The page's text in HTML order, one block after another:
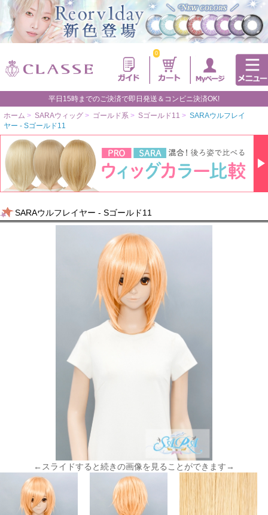
0
平日15時までのご決済で即日発送＆コンビニ決済OK!
ホーム > SARAウィッグ > ゴールド系 > Sゴールド11 > SARAウルフレイ
ヤー - Sゴールド11
SARAウルフレイヤー - Sゴールド11
←スライドすると続きの画像を見ることができます→